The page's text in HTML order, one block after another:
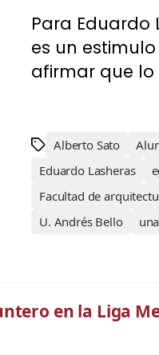
Para Eduardo
es un
afirmar que lo
Alberto Sato
Eduardo Lasheras
Facultad de
U. Andrés Bello
en la Liga